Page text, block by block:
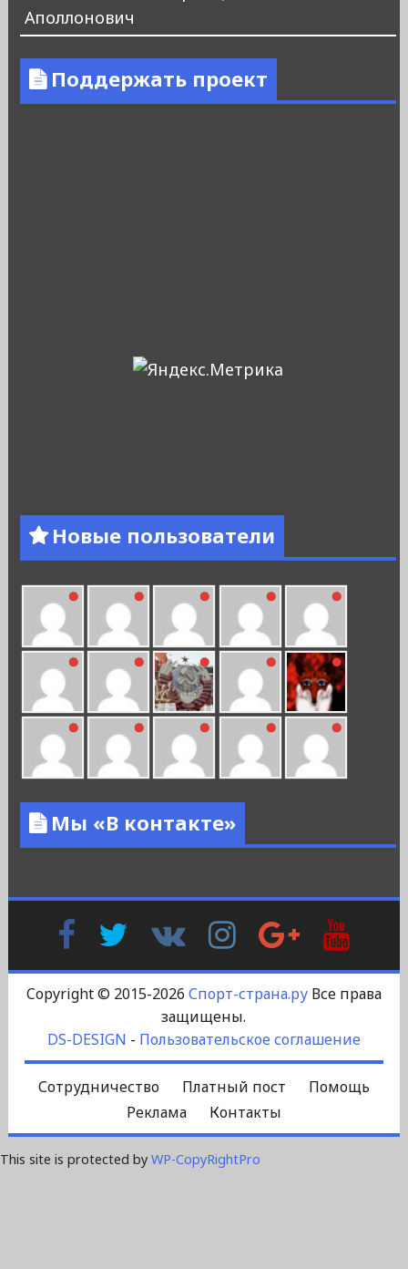
Аполлонович
Поддержать проект
Новые пользователи
Мы «В контакте»
FacebookTwitter
Контакте
InstagramGoogle
Plus
Copyright © 2015-2026 Спорт-страна.руВсе права
защищены.
DS-DESIGN - Пользовательское соглашение
Сотрудничество Платный пост
Помощь
Реклама
Контакты
This site is protected by WP-CopyRightPro